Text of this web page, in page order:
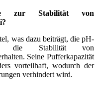
zur Stabilität von
was dazu beiträgt, die pH-
die Stabilität von
Seine Pufferkapazität
vorteilhaft, wodurch der
verhindert wird.